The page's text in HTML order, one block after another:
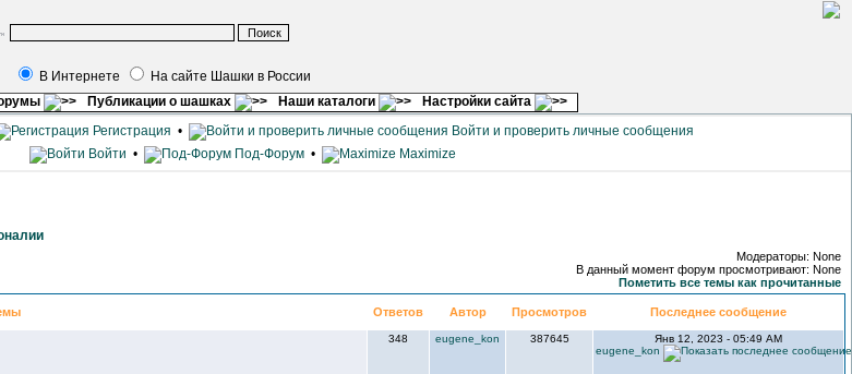
В Интернете
На сайте Шашки в России
Публикации о шашках Наши каталоги Настройки сайта
Регистрация •
Войти и проверить личные сообщения
Войти • Под-Форум • Maximize
Модераторы: None
В данный момент форум просмотривают: None
Пометить все темы как прочитанные
Ответов Автор Просмотров Последнее сообщение
348 eugene_kon 387645
Янв 12, 2023 - 05:49 AM
eugene_kon